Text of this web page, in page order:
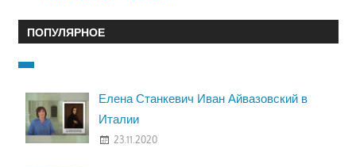
ПОПУЛЯРНОЕ
Елена Станкевич Иван Айвазовский в
Италии
23.11.2020